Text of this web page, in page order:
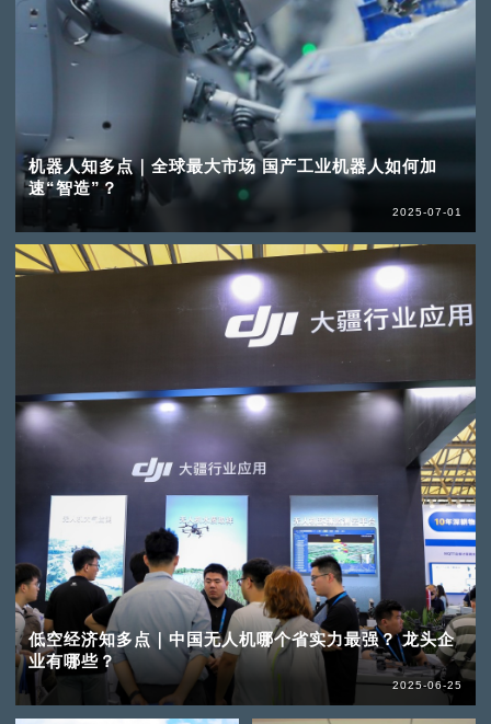
机器人知多点｜全球最大市场 国产工业机器人如何加
速“智造”？
2025-07-01
低空经济知多点｜中国无人机哪个省实力最强？ 龙头企
业有哪些？
2025-06-25